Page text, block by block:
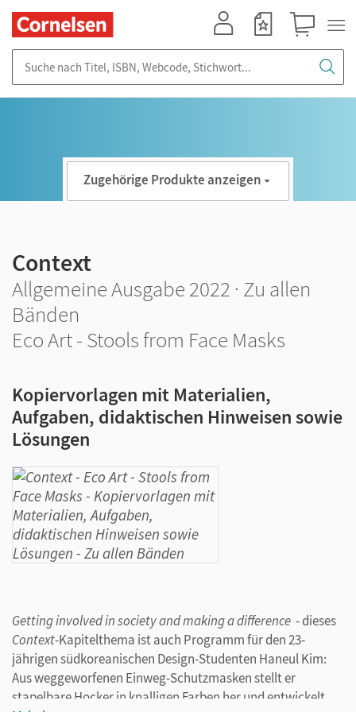
Zugehörige Produkte anzeigen
Context
Allgemeine Ausgabe 2022 · Zu allen
Bänden
Eco Art - Stools from Face Masks
Kopiervorlagen mit Materialien,
Aufgaben, didaktischen Hinweisen sowie
Lösungen
Getting involved in society and making a difference - dieses
Context-Kapitelthema ist auch Programm für den 23-
jährigen südkoreanischen Design-Studenten Haneul Kim:
Aus weggeworfenen Einweg-Schutzmasken stellt er
stapelbare Hocker in knalligen Farben her und entwickelt